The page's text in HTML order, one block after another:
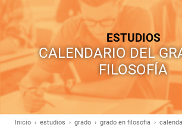
Navegación
principal
ESTUDIOS
CALENDARIO DEL
FILOSOFÍA
Ruta
Inicio estudios grado grado en filosofia